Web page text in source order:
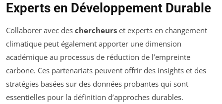
Experts en Développement Durable
Collaborer avec des chercheurs et experts en changement
climatique peut également apporter une dimension
académique au processus de réduction de l’empreinte
carbone. Ces partenariats peuvent offrir des insights et des
stratégies basées sur des données probantes qui sont
essentielles pour la définition d’approches durables.